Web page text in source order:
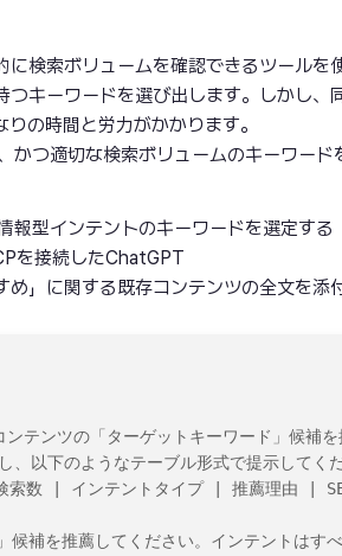
検索ボリュームを確認できるツール
つキーワードを選び出します。しかし
の時間と労力がかかります。
かつ適切な検索ボリュームのキーワー
報型インテントのキーワードを選定する
を接続したChatGPT
」に関する既存コンテンツの全文を添
テンツの「ターゲットキーワード」候補
、以下のようなテーブル形式で提示してくだ
索数 | インテントタイプ | 推薦理由 |
補を推薦してください。インテントはす